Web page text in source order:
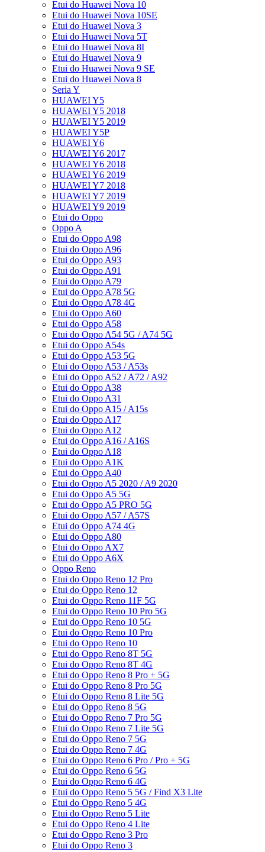
Etui do Huawei Nova 10
Etui do Huawei Nova 10SE
Etui do Huawei Nova 3
Etui do Huawei Nova 5T
Etui do Huawei Nova 8I
Etui do Huawei Nova 9
Etui do Huawei Nova 9 SE
Etui do Huawei Nova 8
Seria Y
HUAWEI Y5
HUAWEI Y5 2018
HUAWEI Y5 2019
HUAWEI Y5P
HUAWEI Y6
HUAWEI Y6 2017
HUAWEI Y6 2018
HUAWEI Y6 2019
HUAWEI Y7 2018
HUAWEI Y7 2019
HUAWEI Y9 2019
Etui do Oppo
Oppo A
Etui do Oppo A98
Etui do Oppo A96
Etui do Oppo A93
Etui do Oppo A91
Etui do Oppo A79
Etui do Oppo A78 5G
Etui do Oppo A78 4G
Etui do Oppo A60
Etui do Oppo A58
Etui do Oppo A54 5G / A74 5G
Etui do Oppo A54s
Etui do Oppo A53 5G
Etui do Oppo A53 / A53s
Etui do Oppo A52 / A72 / A92
Etui do Oppo A38
Etui do Oppo A31
Etui do Oppo A15 / A15s
Etui do Oppo A17
Etui do Oppo A12
Etui do Oppo A16 / A16S
Etui do Oppo A18
Etui do Oppo A1K
Etui do Oppo A40
Etui do Oppo A5 2020 / A9 2020
Etui do Oppo A5 5G
Etui do Oppo A5 PRO 5G
Etui do Oppo A57 / A57S
Etui do Oppo A74 4G
Etui do Oppo A80
Etui do Oppo AX7
Etui do Oppo A6X
Oppo Reno
Etui do Oppo Reno 12 Pro
Etui do Oppo Reno 12
Etui do Oppo Reno 11F 5G
Etui do Oppo Reno 10 Pro 5G
Etui do Oppo Reno 10 5G
Etui do Oppo Reno 10 Pro
Etui do Oppo Reno 10
Etui do Oppo Reno 8T 5G
Etui do Oppo Reno 8T 4G
Etui do Oppo Reno 8 Pro + 5G
Etui do Oppo Reno 8 Pro 5G
Etui do Oppo Reno 8 Lite 5G
Etui do Oppo Reno 8 5G
Etui do Oppo Reno 7 Pro 5G
Etui do Oppo Reno 7 Lite 5G
Etui do Oppo Reno 7 5G
Etui do Oppo Reno 7 4G
Etui do Oppo Reno 6 Pro / Pro + 5G
Etui do Oppo Reno 6 5G
Etui do Oppo Reno 6 4G
Etui do Oppo Reno 5 5G / Find X3 Lite
Etui do Oppo Reno 5 4G
Etui do Oppo Reno 5 Lite
Etui do Oppo Reno 4 Lite
Etui do Oppo Reno 3 Pro
Etui do Oppo Reno 3